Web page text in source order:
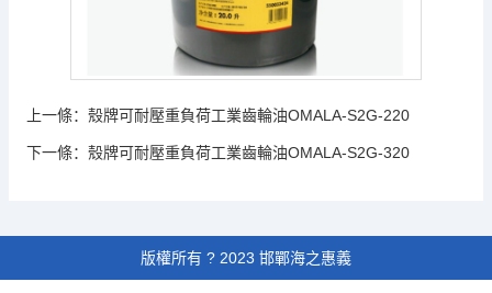
上一條： 殼牌可耐壓重負荷工業齒輪油OMALA-S2G-220
下一條： 殼牌可耐壓重負荷工業齒輪油OMALA-S2G-320
版權所有 ? 2023 邯鄲海之惠義